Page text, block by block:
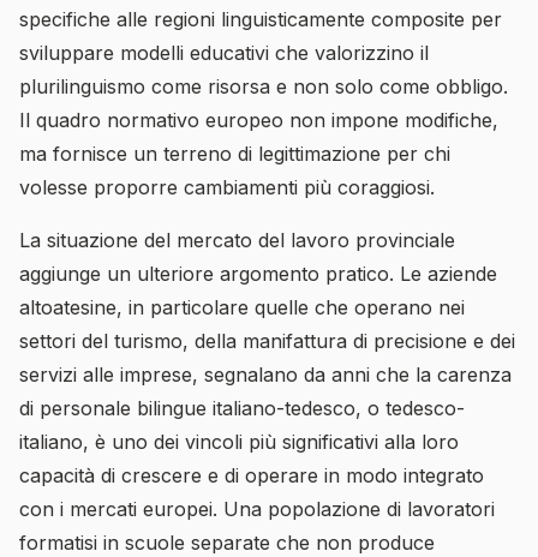
specifiche alle regioni linguisticamente composite per
sviluppare modelli educativi che valorizzino il
plurilinguismo come risorsa e non solo come obbligo.
Il quadro normativo europeo non impone modifiche,
ma fornisce un terreno di legittimazione per chi
volesse proporre cambiamenti più coraggiosi.
La situazione del mercato del lavoro provinciale
aggiunge un ulteriore argomento pratico. Le aziende
altoatesine, in particolare quelle che operano nei
settori del turismo, della manifattura di precisione e dei
servizi alle imprese, segnalano da anni che la carenza
di personale bilingue italiano-tedesco, o tedesco-
italiano, è uno dei vincoli più significativi alla loro
capacità di crescere e di operare in modo integrato
con i mercati europei. Una popolazione di lavoratori
formatisi in scuole separate che non produce